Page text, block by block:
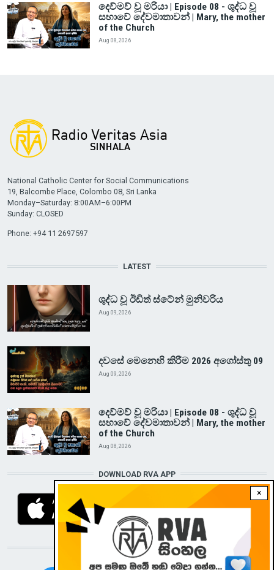
දෙව්මව් වූ මරියා | Episode 08 - ශුද්ධ වූ
සභාවේ දේවමාතාවන් | Mary, the mother
of the Church
Aug 08, 2026
×
National Catholic Center for Social Communications
19, Balcombe Place, Colombo 08, Sri Lanka
Monday–Saturday: 8:00AM–6:00PM
Sunday: CLOSED
Phone: +94 11 2697597
LATEST
ශුද්ධ වූ ඊඩිත් ස්ටේන් මුනිවරිය
Aug 09, 2026
දවසේ මෙනෙහි කිරීම 2026 අගෝස්තු 09
Aug 09, 2026
දෙව්මව් වූ මරියා | Episode 08 - ශුද්ධ වූ
සභාවේ දේවමාතාවන් | Mary, the mother
of the Church
Aug 08, 2026
DOWNLOAD RVA APP
STAY CONNECTED WITH US!